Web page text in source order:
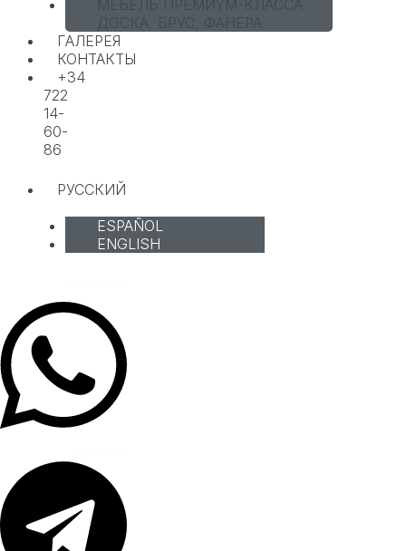
МЕБЕЛЬ ПРЕМИУМ-КЛАССА
ДОСКА, БРУС, ФАНЕРА
ГАЛЕРЕЯ
КОНТАКТЫ
+34
722
14-
60-
86
РУССКИЙ
ESPAÑOL
ENGLISH